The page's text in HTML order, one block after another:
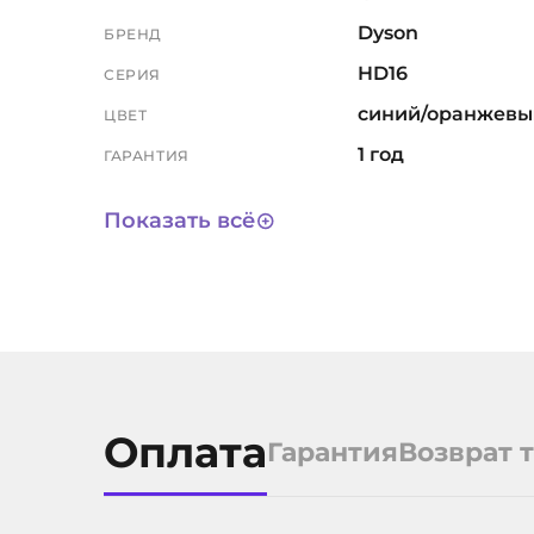
БРЕНД Dyson
СЕРИЯ HD16
ЦВЕТ синий/
ГАРАНТИЯ 1 год
Показать всё
ОплатаГарантияВозврат